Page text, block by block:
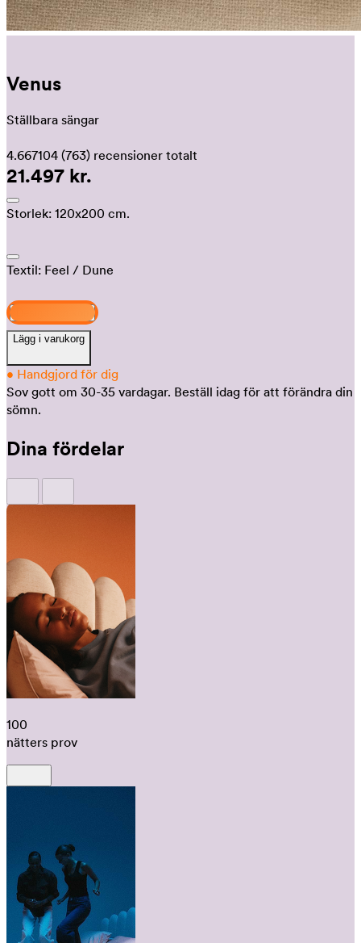
Venus
Ställbara sängar
4.667104 (763) recensioner totalt
21.497 kr.
Storlek: 120x200 cm.
Textil: Feel / Dune
Lägg i varukorg
• Handgjord för dig
Sov gott om 30-35 vardagar. Beställ idag för att förändra din
sömn.
Dina fördelar
100
nätters prov